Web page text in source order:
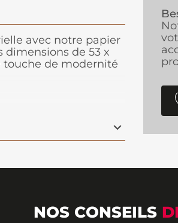
avec notre papier
de 53 x
touche de modernité
NOS CONSEILS